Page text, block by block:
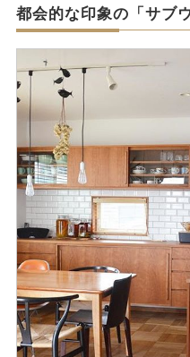
都会的な印象の「サブ